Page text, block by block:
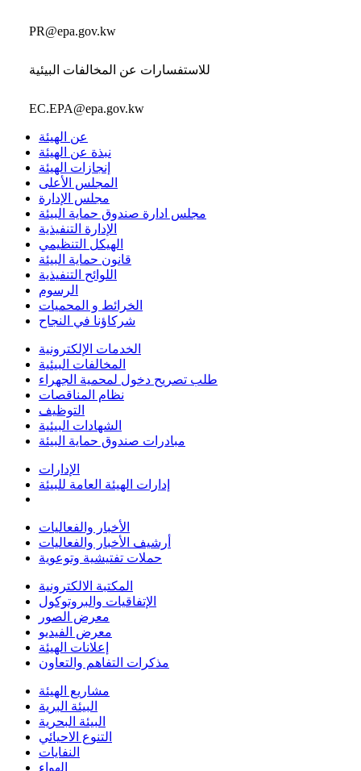
PR@epa.gov.kw
للاستفسارات عن المخالفات البيئية
EC.EPA@epa.gov.kw
عن الهيئة
نبذة عن الهيئة
إنجازات الهيئة
المجلس الأعلى
مجلس الإدارة
مجلس ادارة صندوق حماية البيئة
الإدارة التنفيذية
الهيكل التنظيمي
قانون حماية البيئة
اللوائح التنفيذية
الرسوم
الخرائط و المحميات
شركاؤنا في النجاح
الخدمات الإلكترونية
المخالفات البيئية
طلب تصريح دخول لمحمية الجهراء
نظام المناقصات
التوظيف
الشهادات البيئية
مبادرات صندوق حماية البيئة
الإدارات
إدارات الهيئة العامة للبيئة
الأخبار والفعاليات
أرشيف الأخبار والفعاليات
حملات تفتيشية وتوعوية
المكتبة الالكترونية
الإتفاقيات والبروتوكول
معرض الصور
معرض الفيديو
إعلانات الهيئة
مذكرات التفاهم والتعاون
مشاريع الهيئة
البيئة البرية
البيئة البحرية
التنوع الاحيائي
النفايات
الهواء